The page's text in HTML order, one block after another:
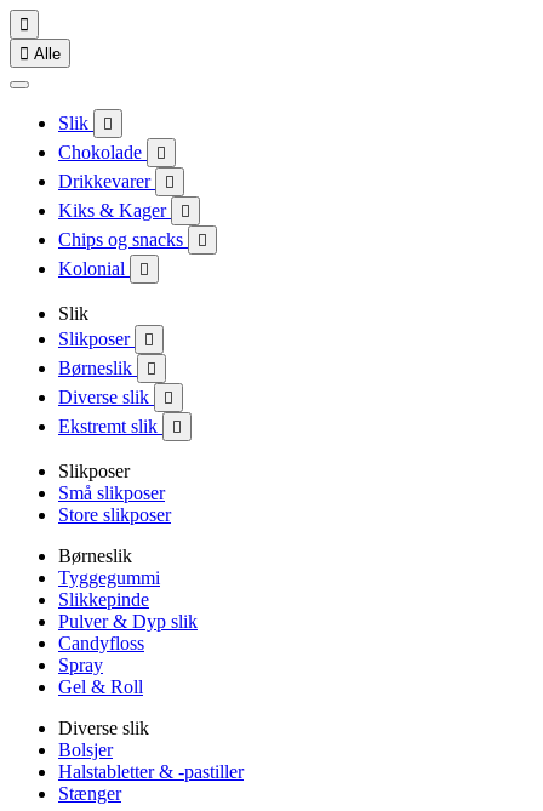

 Alle
Slik 
Chokolade 
Drikkevarer 
Kiks & Kager 
Chips og snacks 
Kolonial 
Slik
Slikposer

Børneslik 
Diverse slik 
Ekstremt slik 
Slikposer
Små slikposer
Store slikposer
Børneslik
Tyggegummi
Slikkepinde
Pulver & Dyp slik
Candyfloss
Spray
Gel & Roll
Diverse slik
Bolsjer
Halstabletter & -pastiller
Stænger